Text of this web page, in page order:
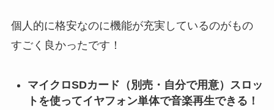
個人的に格安なのに機能が充実しているのがもの
すごく良かったです！
マイクロSDカード（別売・自分で用意）スロッ
トを使ってイヤフォン単体で音楽再生できる！